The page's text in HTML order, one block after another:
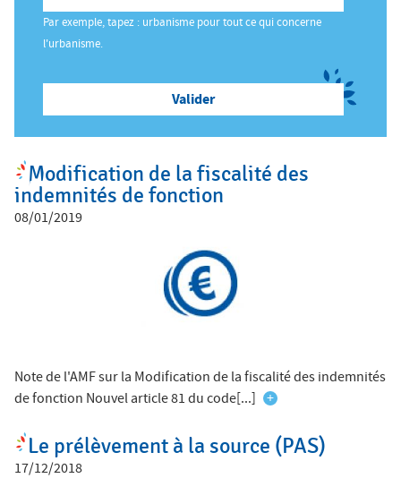
Salon des Maires
Annuaires
Espace Elus
c
i
Par exemple, tapez : urbanisme pour tout ce qui concerne
l'urbanisme.
Modification de la fiscalité des
indemnités de fonction
08/01/2019
Note de l'AMF sur la Modification de la fiscalité des indemnités
de fonction Nouvel article 81 du code[...]
+
Le prélèvement à la source (PAS)
17/12/2018